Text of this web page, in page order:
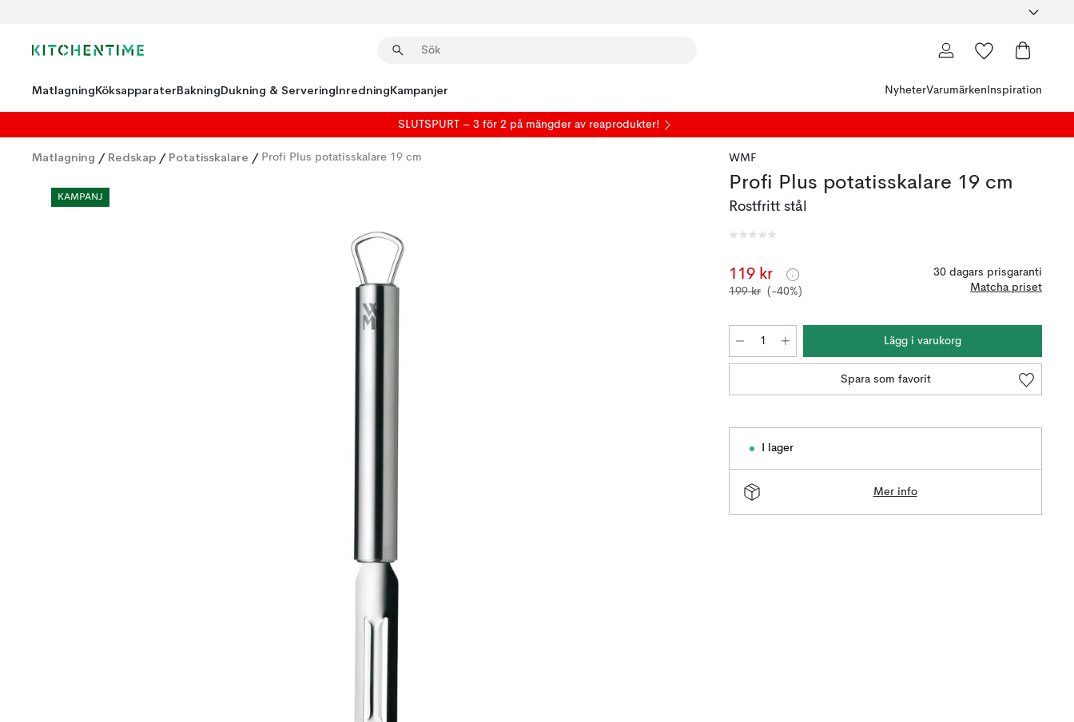
MatlagningKöksapparaterBakningDukning & ServeringInredningKampanjer NyheterVarumärken Inspiration
SLUTSPURT – 3 för 2 på mängder av reaprodukter!
Matlagning / Redskap / Potatisskalare / Profi Plus potatisskalare 19 cm
KAMPANJ
WMF
Profi Plus potatisskalare 19 cm
Rostfritt stål
119 kr
199 kr (-40%)
30 dagars prisgaranti
Matcha priset
Lägg i varukorg
Spara som favorit
I lager
Mer info